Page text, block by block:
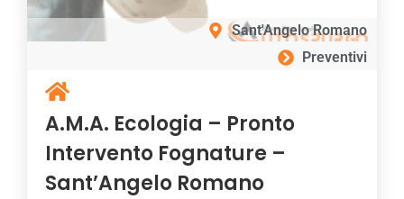
Sant'Angelo Romano
Preventivi
A.M.A. Ecologia – Pronto
Intervento Fognature –
Sant’Angelo Romano